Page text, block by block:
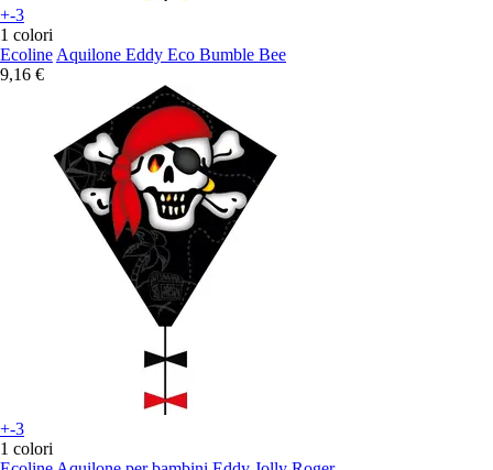
+-3
1 colori
Ecoline Aquilone Eddy Eco Bumble Bee
9,16 €
+-3
1 colori